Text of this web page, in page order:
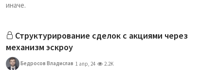
иначе.
Структурирование сделок с акциями через
механизм эскроу
Бедросов Владислав 1 апр, 24 2.2K